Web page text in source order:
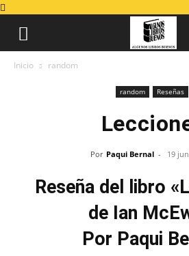
Inicio random
random Reseñas
Por Paqui Bernal - 19
Reseña del libro
de Ian
Por Paqui